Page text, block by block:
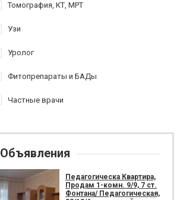
Томография, КТ, МРТ
Узи
Уролог
Фитопрепараты и БАДы
Частные врачи
Объявления
Педагогическа Квартира,
Продам 1-комн. 9/9, 7 ст.
Фонтана/ Педагогическая,